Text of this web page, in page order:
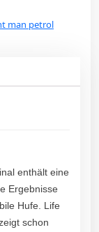
man petrol
enthält eine
Ergebnisse
Hufe. Life
schon